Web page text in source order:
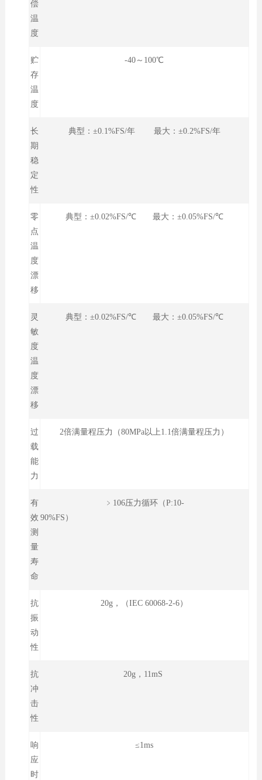
偿
温
度
贮
存
温
度
-40～100℃
长
期
稳
定
性
典型：±0.1%FS/年 最大：±0.2%FS/年
零
点
温
度
漂
移
典型：±0.02%FS/℃ 最大：±0.05%FS/℃
灵
敏
度
温
度
漂
移
典型：±0.02%FS/℃ 最大：±0.05%FS/℃
过
载
能
力
2倍满量程压力（80MPa以上1.1倍满量程压力）
有
效
测
量
寿
命
﹥106压力循环（P:10-
90%FS）
抗
振
动
性
20g，（IEC 60068-2-6）
抗
冲
击
性
20g，11mS
响
应
时
≤1ms